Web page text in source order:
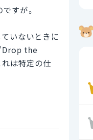
すが。
いないときに
the
は特定の仕